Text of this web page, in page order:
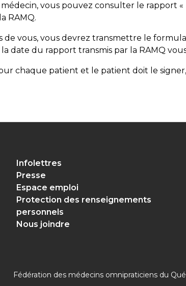
vous pouvez consulter le rapport
RAMQ.
vous, vous devrez transmettre le
la date du rapport transmis par la RAMQ
chaque patient et le patient doit le
Infolettres
Presse
Espace emploi
Protection des renseignements
personnels
Nous joindre
Fédération des médecins omnipraticiens du